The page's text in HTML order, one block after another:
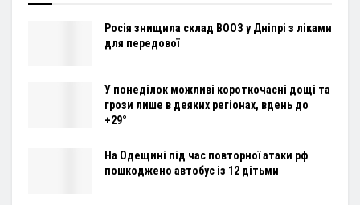
Росія знищила склад ВООЗ у Дніпрі з ліками
для передової
У понеділок можливі короткочасні дощі та
грози лише в деяких регіонах, вдень до
+29°
На Одещині під час повторної атаки рф
пошкоджено автобус із 12 дітьми